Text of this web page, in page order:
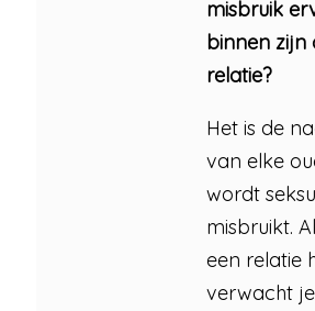
misbruik
binnen zijn
relatie?
Het is de
van elke
wordt
misbruikt.
een relatie
verwacht